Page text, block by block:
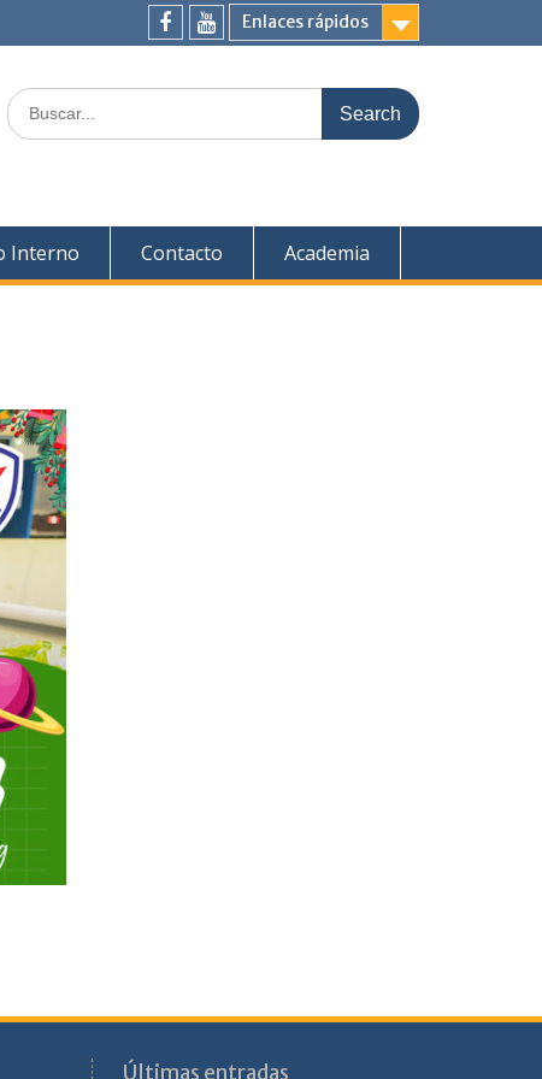
Enlaces rápidos
fb
yt
Search
for:
Interno Contacto Academia
Últimas entradas